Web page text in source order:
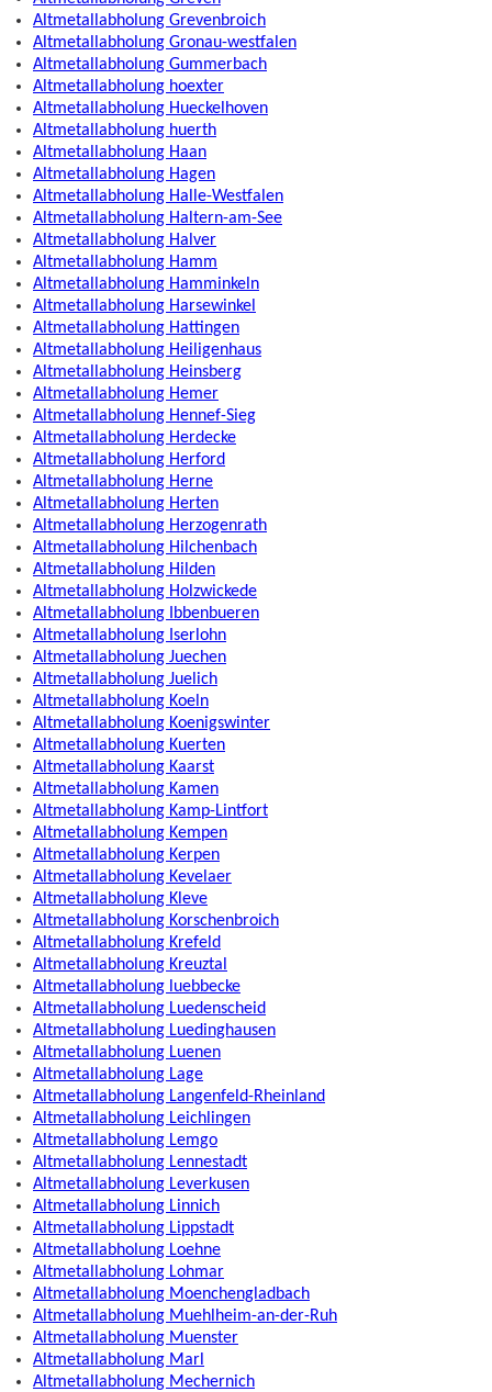
Altmetallabholung Grevenbroich
Altmetallabholung Gronau-westfalen
Altmetallabholung Gummerbach
Altmetallabholung hoexter
Altmetallabholung Hueckelhoven
Altmetallabholung huerth
Altmetallabholung Haan
Altmetallabholung Hagen
Altmetallabholung Halle-Westfalen
Altmetallabholung Haltern-am-See
Altmetallabholung Halver
Altmetallabholung Hamm
Altmetallabholung Hamminkeln
Altmetallabholung Harsewinkel
Altmetallabholung Hattingen
Altmetallabholung Heiligenhaus
Altmetallabholung Heinsberg
Altmetallabholung Hemer
Altmetallabholung Hennef-Sieg
Altmetallabholung Herdecke
Altmetallabholung Herford
Altmetallabholung Herne
Altmetallabholung Herten
Altmetallabholung Herzogenrath
Altmetallabholung Hilchenbach
Altmetallabholung Hilden
Altmetallabholung Holzwickede
Altmetallabholung Ibbenbueren
Altmetallabholung Iserlohn
Altmetallabholung Juechen
Altmetallabholung Juelich
Altmetallabholung Koeln
Altmetallabholung Koenigswinter
Altmetallabholung Kuerten
Altmetallabholung Kaarst
Altmetallabholung Kamen
Altmetallabholung Kamp-Lintfort
Altmetallabholung Kempen
Altmetallabholung Kerpen
Altmetallabholung Kevelaer
Altmetallabholung Kleve
Altmetallabholung Korschenbroich
Altmetallabholung Krefeld
Altmetallabholung Kreuztal
Altmetallabholung luebbecke
Altmetallabholung Luedenscheid
Altmetallabholung Luedinghausen
Altmetallabholung Luenen
Altmetallabholung Lage
Altmetallabholung Langenfeld-Rheinland
Altmetallabholung Leichlingen
Altmetallabholung Lemgo
Altmetallabholung Lennestadt
Altmetallabholung Leverkusen
Altmetallabholung Linnich
Altmetallabholung Lippstadt
Altmetallabholung Loehne
Altmetallabholung Lohmar
Altmetallabholung Moenchengladbach
Altmetallabholung Muehlheim-an-der-Ruh
Altmetallabholung Muenster
Altmetallabholung Marl
Altmetallabholung Mechernich